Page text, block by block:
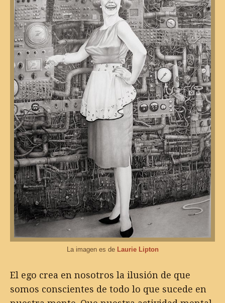
La imagen es de Laurie Lipton
El ego crea en nosotros la ilusión de que
somos conscientes de todo lo que sucede en